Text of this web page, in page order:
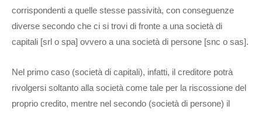
corrispondenti a quelle stesse passività, con conseguenze
diverse secondo che ci si trovi di fronte a una società di
capitali [srl o spa] ovvero a una società di persone [snc o sas].
Nel primo caso (società di capitali), infatti, il creditore potrà
rivolgersi soltanto alla società come tale per la riscossione del
proprio credito, mentre nel secondo (società di persone) il